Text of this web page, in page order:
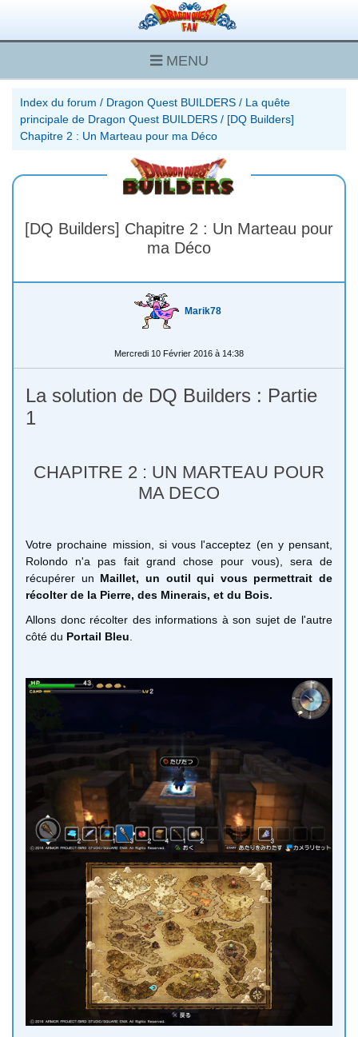
MENU
Index du forum / Dragon Quest BUILDERS / La quête
principale de Dragon Quest BUILDERS / [DQ Builders]
Chapitre 2 : Un Marteau pour ma Déco
[DQ Builders] Chapitre 2 : Un Marteau pour
ma Déco
Marik78
Mercredi 10 Février 2016 à 14:38
La solution de DQ Builders : Partie
1
CHAPITRE 2 : UN MARTEAU POUR
MA DECO
Votre prochaine mission, si vous l'acceptez (en y pensant,
Rolondo n'a pas fait grand chose pour vous), sera de
récupérer un Maillet, un outil qui vous permettrait de
récolter de la Pierre, des Minerais, et du Bois.
Allons donc récolter des informations à son sujet de l'autre
côté du Portail Bleu